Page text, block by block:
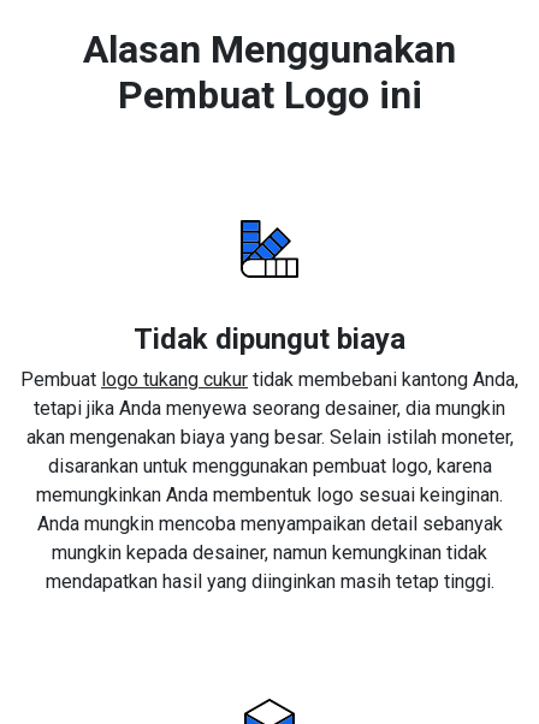
Alasan Menggunakan
Pembuat Logo ini
Tidak dipungut biaya
Pembuat logo tukang cukur tidak membebani kantong Anda,
tetapi jika Anda menyewa seorang desainer, dia mungkin
akan mengenakan biaya yang besar. Selain istilah moneter,
disarankan untuk menggunakan pembuat logo, karena
memungkinkan Anda membentuk logo sesuai keinginan.
Anda mungkin mencoba menyampaikan detail sebanyak
mungkin kepada desainer, namun kemungkinan tidak
mendapatkan hasil yang diinginkan masih tetap tinggi.